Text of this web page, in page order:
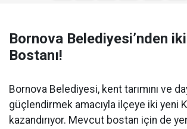
Bornova Belediyesi’nden
Bostanı!
Bornova Belediyesi, kent tarımını ve
güçlendirmek amacıyla ilçeye iki yeni
kazandırıyor. Mevcut bostan için de